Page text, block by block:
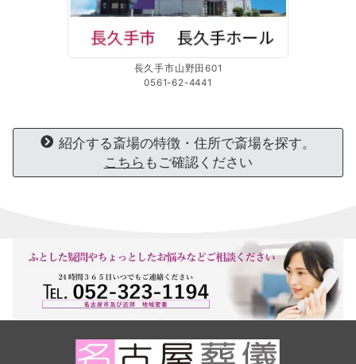
長久手市山野田601
0561-62-4441
紹介する斎場の特徴・住所で斎場を探す。
こちら もご確認ください